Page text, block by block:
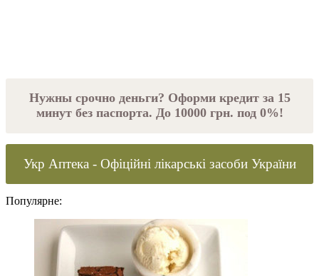
Нужны срочно деньги? Оформи кредит за 15
минут без паспорта. До 10000 грн. под 0%!
Укр Аптека - Офіційні лікарські засоби України
Популярне: